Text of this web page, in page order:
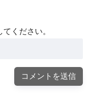
ください。